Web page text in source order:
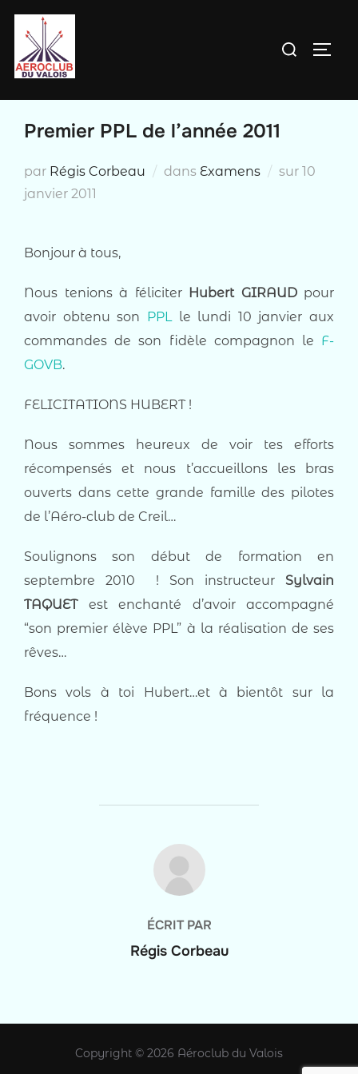
contenu
Rechercher :
Premier PPL de l’année 2011
par Régis Corbeau dans Examens sur Publié
10
janvier 2011
Bonjour à tous,
Nous tenions à féliciter Hubert GIRAUD pour
avoir obtenu son PPLle lundi 10 janvier aux
commandes de son fidèle compagnon le F-
GOVB.
FELICITATIONS HUBERT !
Nous sommes heureux de voir tes efforts
récompensés et nous t’accueillons les bras
ouverts dans cette grande famille des pilotes
de l’Aéro-club de Creil…
Soulignons son début de formation en
septembre 2010 ! Son instructeur Sylvain
TAQUET est enchanté d’avoir accompagné
“son premier élève PPL” à la réalisation de ses
rêves…
Bons vols à toi Hubert…et à bientôt sur la
fréquence !
AUTEUR DE LA PUBLICATION
ÉCRIT PAR
Régis Corbeau
Copyright © 2026 Aéroclub du Valois